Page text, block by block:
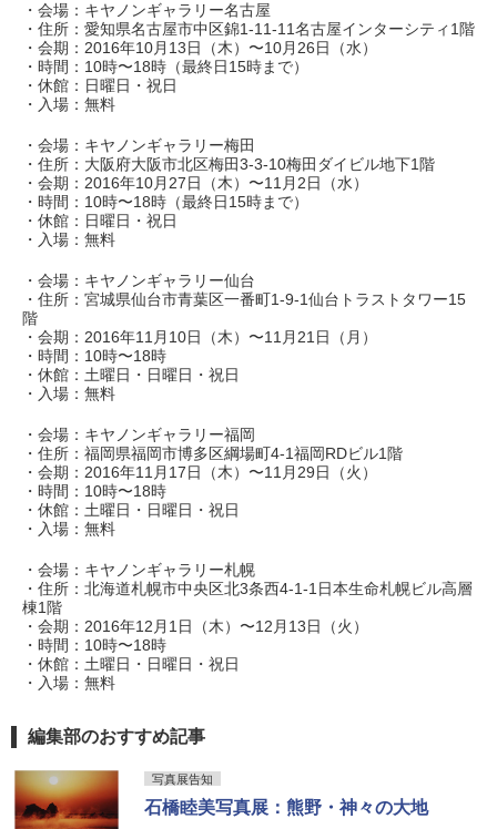
・会場：キヤノンギャラリー名古屋
・住所：愛知県名古屋市中区錦1-11-11名古屋インターシティ1階
・会期：2016年10月13日（木）〜10月26日（水）
・時間：10時〜18時（最終日15時まで）
・休館：日曜日・祝日
・入場：無料
・会場：キヤノンギャラリー梅田
・住所：大阪府大阪市北区梅田3-3-10梅田ダイビル地下1階
・会期：2016年10月27日（木）〜11月2日（水）
・時間：10時〜18時（最終日15時まで）
・休館：日曜日・祝日
・入場：無料
・会場：キヤノンギャラリー仙台
・住所：宮城県仙台市青葉区一番町1-9-1仙台トラストタワー15
階
・会期：2016年11月10日（木）〜11月21日（月）
・時間：10時〜18時
・休館：土曜日・日曜日・祝日
・入場：無料
・会場：キヤノンギャラリー福岡
・住所：福岡県福岡市博多区綱場町4-1福岡RDビル1階
・会期：2016年11月17日（木）〜11月29日（火）
・時間：10時〜18時
・休館：土曜日・日曜日・祝日
・入場：無料
・会場：キヤノンギャラリー札幌
・住所：北海道札幌市中央区北3条西4-1-1日本生命札幌ビル高層
棟1階
・会期：2016年12月1日（木）〜12月13日（火）
・時間：10時〜18時
・休館：土曜日・日曜日・祝日
・入場：無料
編集部のおすすめ記事
写真展告知
石橋睦美写真展：熊野・神々の大地